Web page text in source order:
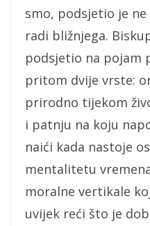
smo, podsjetio je
radi bližnjega.
podsjetio na pojam
pritom dvije vrste:
prirodno tijekom
i patnju na koju
naići kada nastoje
mentalitetu
moralne vertikale
uvijek reći što je